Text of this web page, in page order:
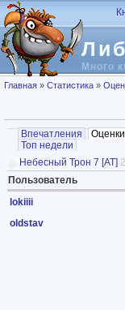
Перейти к основному
Много
Вы здесь
Главная » Статистика »
Главные вкладки
Впечатления Оценки
Топ недели
Небесный Трон 7 [AT]
Пользователь
lokiiii
oldstav